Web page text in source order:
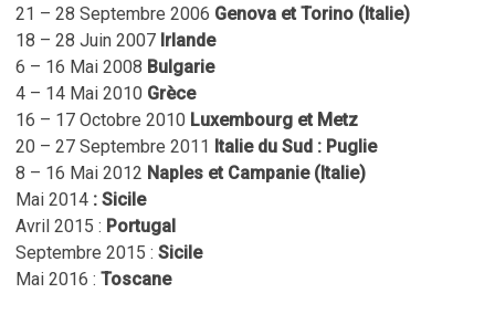
21 – 28 Septembre 2006 Genova et Torino (Italie)
18 – 28 Juin 2007 Irlande
6 – 16 Mai 2008 Bulgarie
4 – 14 Mai 2010 Grèce
16 – 17 Octobre 2010 Luxembourg et Metz
20 – 27 Septembre 2011 Italie du Sud : Puglie
8 – 16 Mai 2012 Naples et Campanie (Italie)
Mai 2014 : Sicile
Avril 2015 : Portugal
Septembre 2015 : Sicile
Mai 2016 : Toscane